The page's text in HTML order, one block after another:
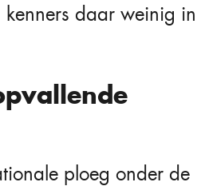
daar weinig in
ploeg onder de